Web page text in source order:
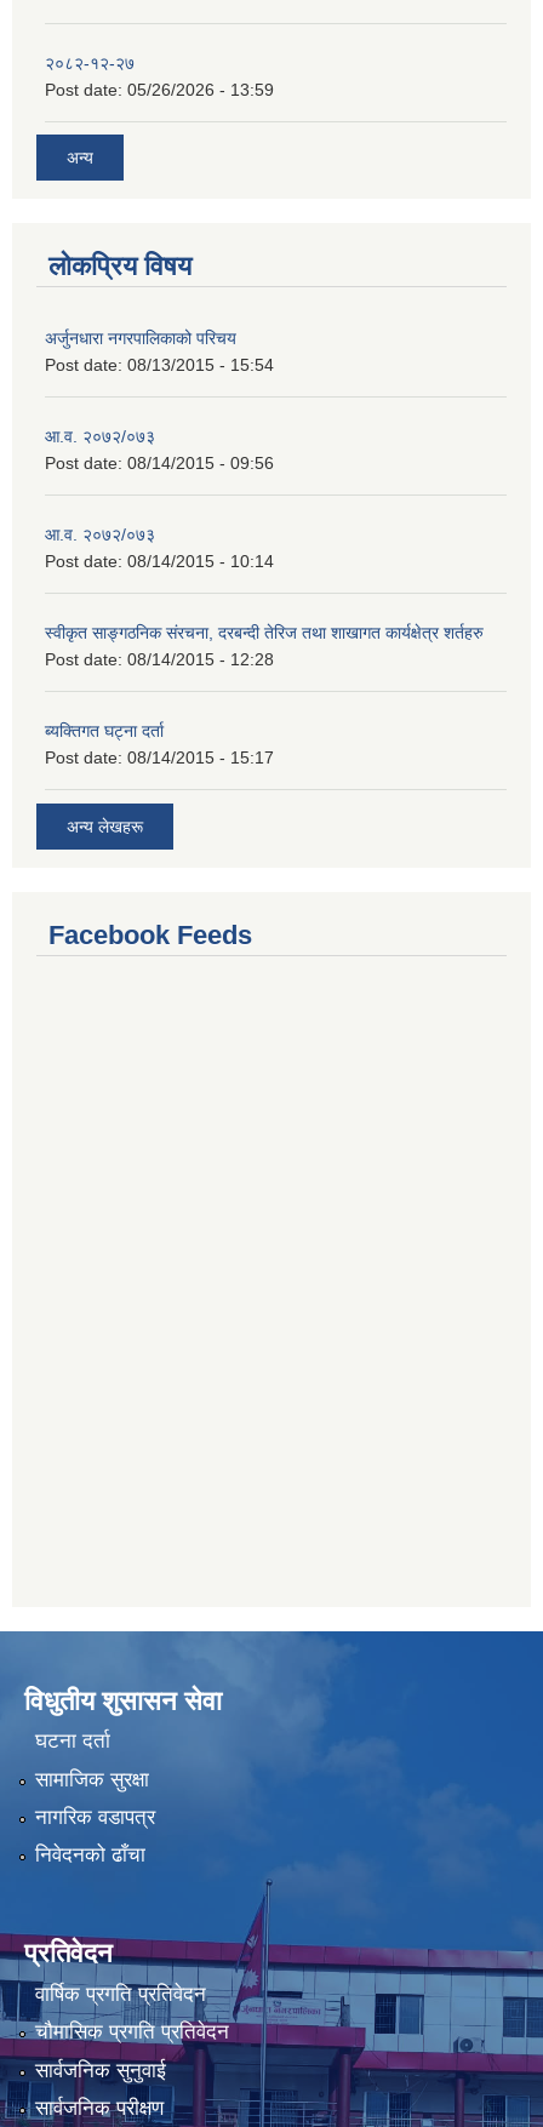
२०८२-१२-२७
Post date: 05/26/2026 - 13:59
अन्य
लोकप्रिय विषय
अर्जुनधारा नगरपालिकाको परिचय
Post date: 08/13/2015 - 15:54
आ.व. २०७२/०७३
Post date: 08/14/2015 - 09:56
आ.व. २०७२/०७३
Post date: 08/14/2015 - 10:14
स्वीकृत साङ्गठनिक संरचना, दरबन्दी तेरिज तथा शाखागत कार्यक्षेत्र शर्तहरु
Post date: 08/14/2015 - 12:28
ब्यक्तिगत घट्ना दर्ता
Post date: 08/14/2015 - 15:17
अन्य लेखहरू
Facebook Feeds
विधुतीय शुसासन सेवा
घटना दर्ता
सामाजिक सुरक्षा
नागरिक वडापत्र
निवेदनको ढाँचा
प्रतिवेदन
वार्षिक प्रगति प्रतिवेदन
चौमासिक प्रगति प्रतिवेदन
सार्वजनिक सुनुवाई
सार्वजनिक परीक्षण